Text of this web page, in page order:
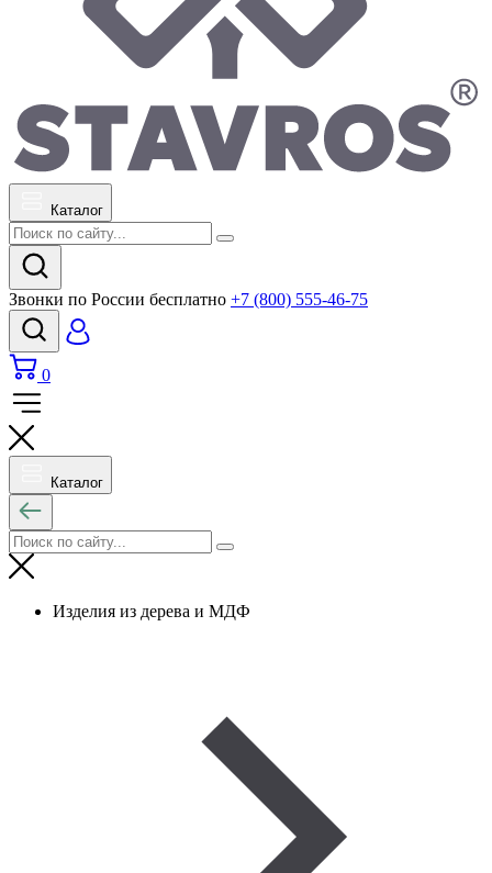
Каталог
Звонки по России бесплатно +7 (800) 555-46-75
0
Каталог
Изделия из дерева и МДФ